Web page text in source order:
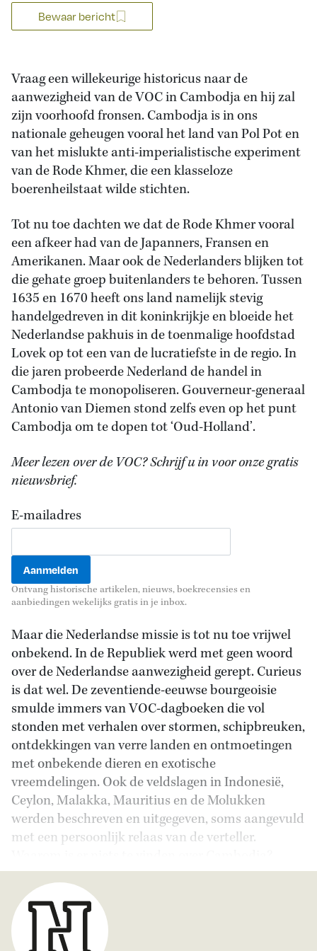
Bewaar bericht
Vraag een willekeurige historicus naar de
aanwezigheid van de VOC in Cambodja en hij zal
zijn voorhoofd fronsen. Cambodja is in ons
nationale geheugen vooral het land van Pol Pot en
van het mislukte anti-imperialistische experiment
van de Rode Khmer, die een klasseloze
boerenheilstaat wilde stichten.
Tot nu toe dachten we dat de Rode Khmer vooral
een afkeer had van de Japanners, Fransen en
Amerikanen. Maar ook de Nederlanders blijken tot
die gehate groep buitenlanders te behoren. Tussen
1635 en 1670 heeft ons land namelijk stevig
handelgedreven in dit koninkrijkje en bloeide het
Nederlandse pakhuis in de toenmalige hoofdstad
Lovek op tot een van de lucratiefste in de regio. In
die jaren probeerde Nederland de handel in
Cambodja te monopoliseren. Gouverneur-generaal
Antonio van Diemen stond zelfs even op het punt
Cambodja om te dopen tot ‘Oud-Holland’.
Meer lezen over de VOC? Schrijf u in voor onze gratis
nieuwsbrief.
E-mailadres
Ontvang historische artikelen, nieuws, boekrecensies en
aanbiedingen wekelijks gratis in je inbox.
Maar die Nederlandse missie is tot nu toe vrijwel
onbekend. In de Republiek werd met geen woord
over de Nederlandse aanwezigheid gerept. Curieus
is dat wel. De zeventiende-eeuwse bourgeoisie
smulde immers van VOC-dagboeken die vol
stonden met verhalen over stormen, schipbreuken,
ontdekkingen van verre landen en ontmoetingen
met onbekende dieren en exotische
vreemdelingen. Ook de veldslagen in Indonesië,
Ceylon, Malakka, Mauritius en de Molukken
werden beschreven en uitgegeven, soms aangevuld
met een persoonlijk relaas van de verteller.